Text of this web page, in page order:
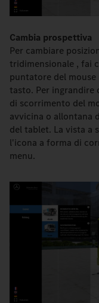
Cambia prospettiva
Per cambiare
tridimensionale , fai
puntatore del
tasto. Per ingrandire
di scorrimento del
avvicina o allontana
del tablet. La vista a
l'icona a forma di
menu.